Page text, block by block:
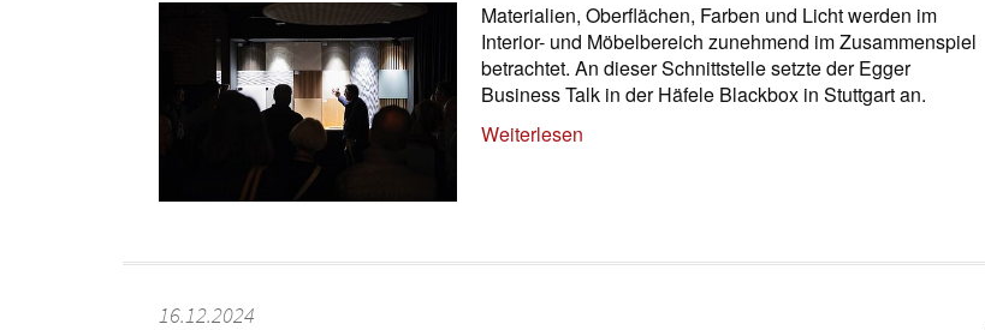
Materialien, Oberflächen, Farben und Licht werden im
Interior- und Möbelbereich zunehmend im Zusammenspiel
betrachtet. An dieser Schnittstelle setzte der Egger
Business Talk in der Häfele Blackbox in Stuttgart an.
Weiterlesen
16.12.2024